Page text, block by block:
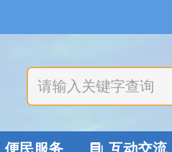
便民服务  互动交流